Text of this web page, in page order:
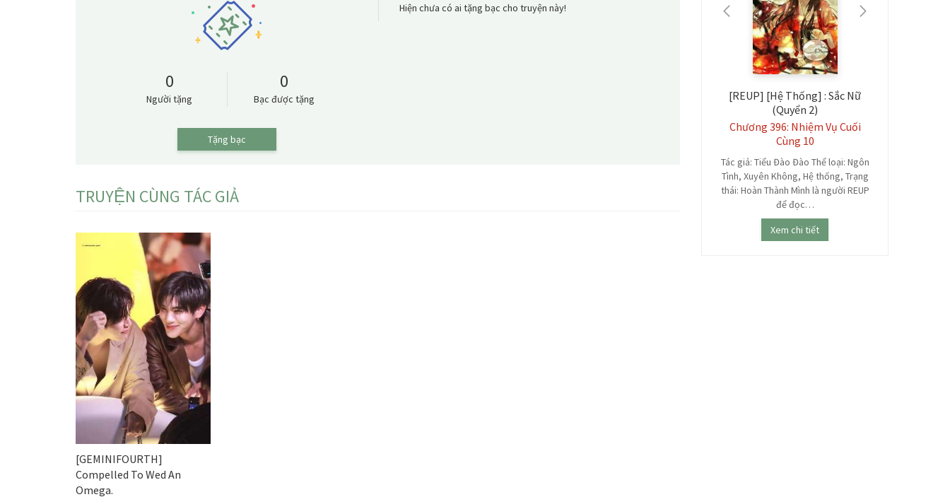
0
Người tặng
0
Bạc được tặng
Tặng bạc
Hiện chưa có ai tặng bạc cho truyện này!
TRUYỆN CÙNG TÁC GIẢ
[GEMINIFOURTH]
Compelled To Wed An
Omega.
[REUP] [Hệ Thống] : Sắc Nữ
(Quyển 2)
Chương 396: Nhiệm Vụ Cuối
Cùng 10
Tác giả: Tiểu Đào Đào Thể loại: Ngôn
Tình, Xuyên Không, Hệ thống, Trạng
thái: Hoàn Thành Mình là người REUP
để đọc…
Xem chi tiết